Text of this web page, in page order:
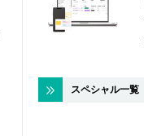
スペシャル一覧